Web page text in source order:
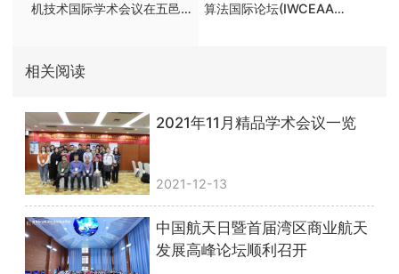
机技术国际学术会议在五邑
算法国际论坛(IWCEAA
相关阅读
2021年11月精品学术会议一览
2021-12-13
中国航天日暨首届湾区商业航天
发展高峰论坛顺利召开